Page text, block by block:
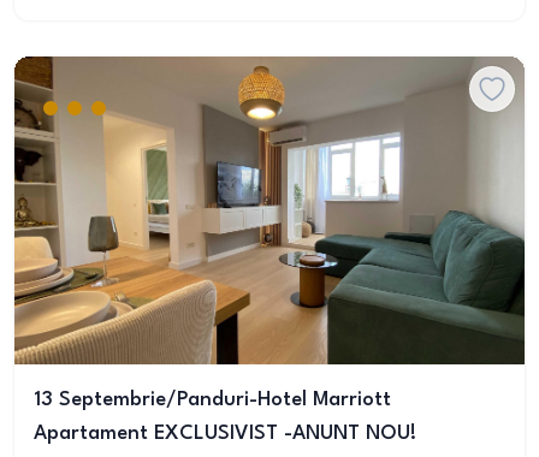
13 Septembrie/Panduri-Hotel Marriott
Apartament EXCLUSIVIST -ANUNT NOU!